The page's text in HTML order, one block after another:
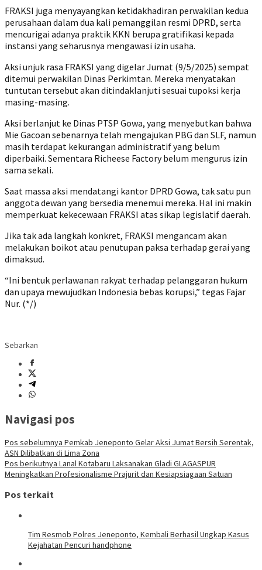
FRAKSI juga menyayangkan ketidakhadiran perwakilan kedua
perusahaan dalam dua kali pemanggilan resmi DPRD, serta
mencurigai adanya praktik KKN berupa gratifikasi kepada
instansi yang seharusnya mengawasi izin usaha.
Aksi unjuk rasa FRAKSI yang digelar Jumat (9/5/2025) sempat
ditemui perwakilan Dinas Perkimtan. Mereka menyatakan
tuntutan tersebut akan ditindaklanjuti sesuai tupoksi kerja
masing-masing.
Aksi berlanjut ke Dinas PTSP Gowa, yang menyebutkan bahwa
Mie Gacoan sebenarnya telah mengajukan PBG dan SLF, namun
masih terdapat kekurangan administratif yang belum
diperbaiki. Sementara Richeese Factory belum mengurus izin
sama sekali.
Saat massa aksi mendatangi kantor DPRD Gowa, tak satu pun
anggota dewan yang bersedia menemui mereka. Hal ini makin
memperkuat kekecewaan FRAKSI atas sikap legislatif daerah.
Jika tak ada langkah konkret, FRAKSI mengancam akan
melakukan boikot atau penutupan paksa terhadap gerai yang
dimaksud.
“Ini bentuk perlawanan rakyat terhadap pelanggaran hukum
dan upaya mewujudkan Indonesia bebas korupsi,” tegas Fajar
Nur. (*/)
Sebarkan
Navigasi pos
Pos sebelumnya Pemkab Jeneponto Gelar Aksi Jumat Bersih Serentak,
ASN Dilibatkan di Lima Zona
Pos berikutnya Lanal Kotabaru Laksanakan Gladi GLAGASPUR
Meningkatkan Profesionalisme Prajurit dan Kesiapsiagaan Satuan
Pos terkait
Tim Resmob Polres Jeneponto, Kembali Berhasil Ungkap Kasus
Kejahatan Pencuri handphone